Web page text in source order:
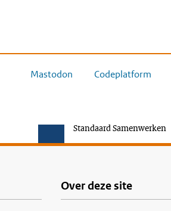
Mastodon Codeplatform
Standaard Samenwerken
Over deze site